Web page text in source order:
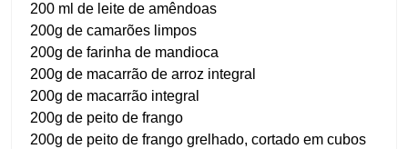
200 ml de leite de amêndoas
200g de camarões limpos
200g de farinha de mandioca
200g de macarrão de arroz integral
200g de macarrão integral
200g de peito de frango
200g de peito de frango grelhado, cortado em cubos